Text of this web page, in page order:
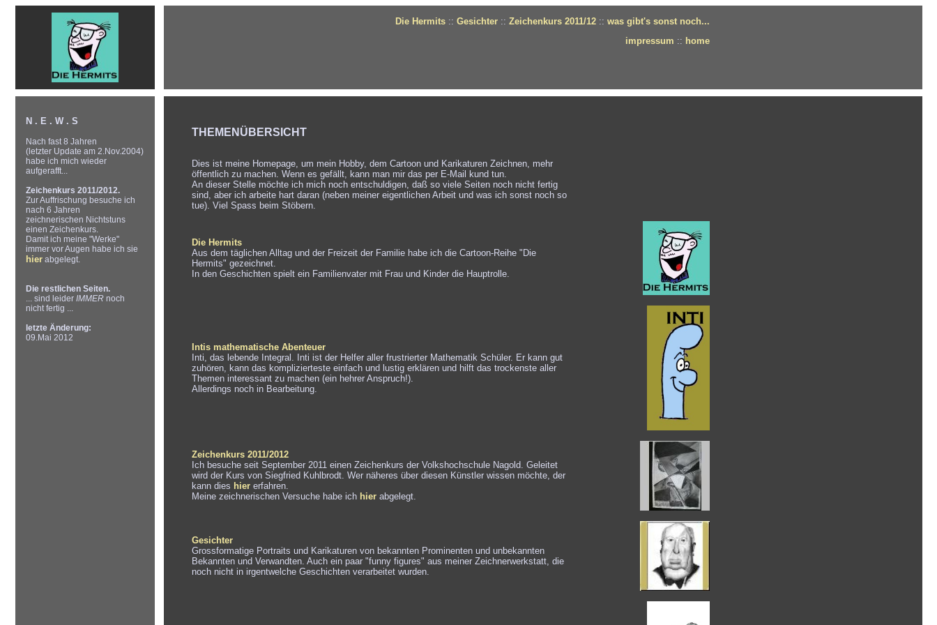
Die Hermits :: Gesichter :: Zeichenkurs 2011/12 :: was gibt's sonst noch...
impressum :: home
N . E . W . S
Nach fast 8 Jahren
(letzter Update am 2.Nov.2004)
habe ich mich wieder
aufgerafft...
Zeichenkurs 2011/2012.
Zur Auffrischung besuche ich
nach 6 Jahren
zeichnerischen Nichtstuns
einen Zeichenkurs.
Damit ich meine "Werke"
immer vor Augen habe ich sie
hier abgelegt.
Die restlichen Seiten.
... sind leider IMMER noch
nicht fertig ...
letzte Änderung:
09.Mai 2012
THEMENÜBERSICHT
Dies ist meine Homepage, um mein Hobby, dem Cartoon und Karikaturen Zeichnen, mehr
öffentlich zu machen. Wenn es gefällt, kann man mir das per E-Mail kund tun.
An dieser Stelle möchte ich mich noch entschuldigen, daß so viele Seiten noch nicht fertig
sind, aber ich arbeite hart daran (neben meiner eigentlichen Arbeit und was ich sonst noch so
tue). Viel Spass beim Stöbern.
Die Hermits
Aus dem täglichen Alltag und der Freizeit der Familie habe ich die Cartoon-Reihe "Die
Hermits" gezeichnet.
In den Geschichten spielt ein Familienvater mit Frau und Kinder die Hauptrolle.
Intis mathematische Abenteuer
Inti, das lebende Integral. Inti ist der Helfer aller frustrierter Mathematik Schüler. Er kann gut
zuhören, kann das komplizierteste einfach und lustig erklären und hilft das trockenste aller
Themen interessant zu machen (ein hehrer Anspruch!).
Allerdings noch in Bearbeitung.
Zeichenkurs 2011/2012
Ich besuche seit September 2011 einen Zeichenkurs der Volkshochschule Nagold. Geleitet
wird der Kurs von Siegfried Kuhlbrodt. Wer näheres über diesen Künstler wissen möchte, der
kann dies hier erfahren.
Meine zeichnerischen Versuche habe ich hier abgelegt.
Gesichter
Grossformatige Portraits und Karikaturen von bekannten Prominenten und unbekannten
Bekannten und Verwandten. Auch ein paar "funny figures" aus meiner Zeichnerwerkstatt, die
noch nicht in irgentwelche Geschichten verarbeitet wurden.